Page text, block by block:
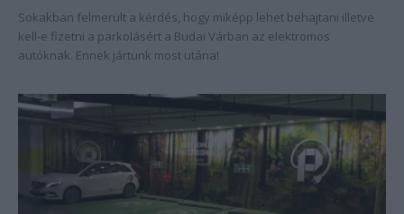
Sokakban felmerült a kérdés, hogy miképp lehet behajtani illetve
kell-e fizetni a parkolásért a Budai Várban az elektromos
autóknak. Ennek jártunk most utána!